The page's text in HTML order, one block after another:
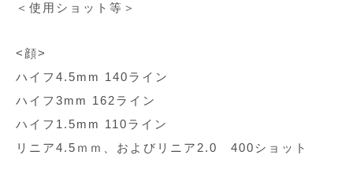
＜使用ショット等＞
<顔>
ハイフ4.5mm 140ライン
ハイフ3mm 162ライン
ハイフ1.5mm 110ライン
リニア4.5ｍｍ、およびリニア2.0 400ショット